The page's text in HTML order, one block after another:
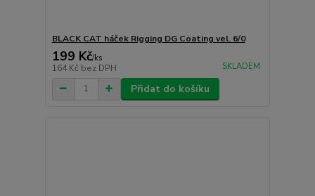
BLACK CAT háček Rigging DG Coating vel. 6/0
199 Kč/ks
164 Kč bez DPH SKLADEM
Přidat do košíku